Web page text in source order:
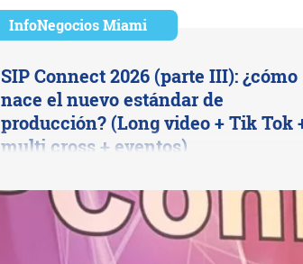
InfoNegocios Miami
SIP Connect 2026 (parte III): ¿cómo
nace el nuevo estándar de
producción? (Long video + Tik Tok
multi cross + eventos)